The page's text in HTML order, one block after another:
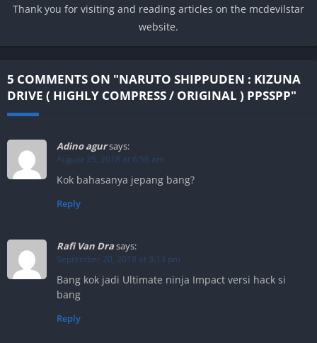
Thank you for visiting and reading articles on the mcdevilstar
website.
5 COMMENTS ON "NARUTO SHIPPUDEN : KIZUNA
DRIVE ( HIGHLY COMPRESS / ORIGINAL ) PPSSPP"
Adino agursays:
August 25, 2018 at 6:56 am
Kok bahasanya jepang bang?
Reply
Rafi Van Drasays:
September 20, 2018 at 3:13 pm
Bang kok jadi Ultimate ninja Impact versi hack si
bang
Reply